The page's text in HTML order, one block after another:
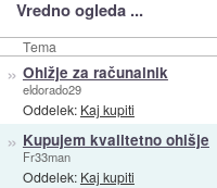
Vredno ogleda ...
Tema
» Ohižje za računalnik
eldorado29
Oddelek: Kaj kupiti
» Kupujem kvalitetno ohišje
Fr33man
Oddelek: Kaj kupiti